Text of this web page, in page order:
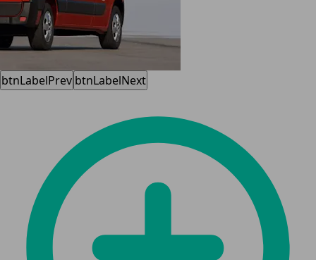
btnLabelPrev btnLabelNext